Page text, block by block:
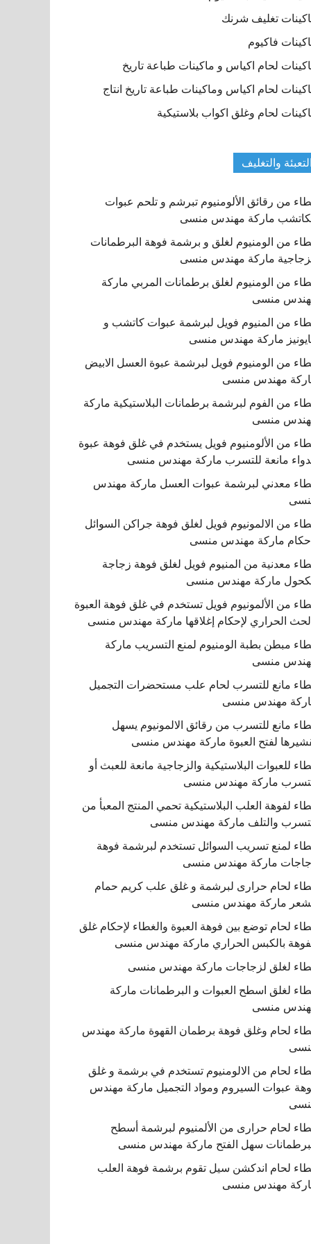
تغليف شرنك
فاكيوم
لحام اكياس و ماكينات طباعة تاريخ
لحام اكياس وماكينات طباعة تاريخ انتاج
لحام وغلق اكواب بلاستيكية
التعبئة والتغليف
من رقائق الألومنيوم تبرشم و تلحم عبوات
ماركة مهندس منسى
من الومنيوم لغلق و برشمة فوهة البرطمانات
ماركة مهندس منسى
من الومنيوم لغلق برطمانات المربي ماركة
منسى
من المنيوم فويل لبرشمة عبوات كاتشب و
ماركة مهندس منسى
من الومنيوم فويل لبرشمة عبوة العسل الابيض
مهندس منسى
من الفوم لبرشمة برطمانات البلاستيكية ماركة
منسى
من الألومنيوم فويل يستخدم في غلق فوهة عبوة
مانعة للتسرب ماركة مهندس منسى
معدني لبرشمة عبوات العسل ماركة مهندس
من الالمونيوم فويل لغلق فوهة جراكن السوائل
ماركة مهندس منسى
معدنية من المنيوم فويل لغلق فوهة زجاجة
ماركة مهندس منسى
من الألمونيوم فويل تستخدم في غلق فوهة العبوة
الحراري لإحكام إغلاقها ماركة مهندس منسى
مبطن بطبة الومنيوم لمنع التسريب ماركة
منسى
مانع للتسرب لحام علب مستحضرات التجميل
مهندس منسى
مانع للتسرب من رقائق الالمونيوم يسهل
لفتح العبوة ماركة مهندس منسى
للعبوات البلاستيكية والزجاجية مانعة للعبث أو
ماركة مهندس منسى
لفوهة العلب البلاستيكية تحمي المنتج المعبأ من
والتلف ماركة مهندس منسى
لمنع تسريب السوائل تستخدم لبرشمة فوهة
ماركة مهندس منسى
لحام حرارى لبرشمة و غلق علب كريم حمام
ماركة مهندس منسى
لحام توضع بين فوهة العبوة والغطاء لإحكام غلق
بالكبس الحراري ماركة مهندس منسى
لغلق لزجاجات ماركة مهندس منسى
لغلق اسطح العبوات و البرطمانات ماركة
منسى
لحام وغلق فوهة برطمان القهوة ماركة مهندس
لحام من الالومنيوم تستخدم في برشمة و غلق
عبوات السيروم ومواد التجميل ماركة مهندس
لحام حرارى من الألمنيوم لبرشمة أسطح
سهل الفتح ماركة مهندس منسى
لحام اندكشن سيل تقوم برشمة فوهة العلب
مهندس منسى